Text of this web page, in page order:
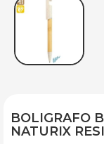
BOLIGRAFO
NATURIX